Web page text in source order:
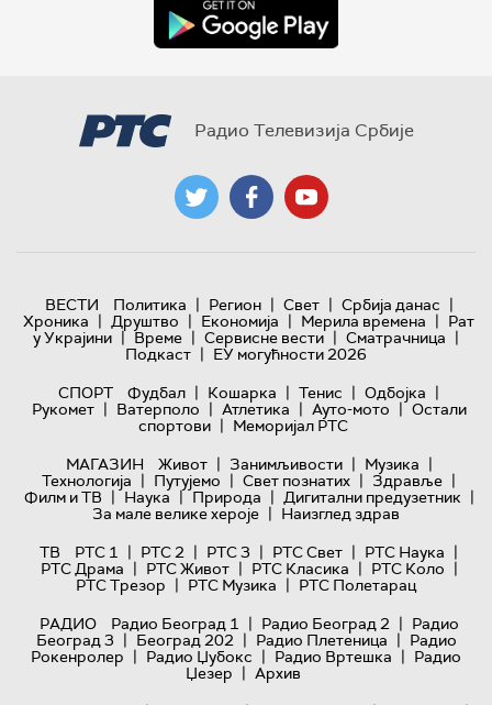
Радио Телевизија Србије
ВЕСТИ Политика | Регион | Свет | Србија данас |
Хроника | Друштво | Економија | Мерила времена | Рат
у Украјини | Време | Сервисне вести | Сматрачница |
Подкаст | ЕУ могућности 2026
СПОРТ
Фудбал | Кошарка | Тенис | Одбојка |
Рукомет | Ватерполо | Атлетика | Ауто-мото | Остали
спортови | Меморијал РТС
МАГАЗИН
Живот | Занимљивости | Музика |
Технологијa | Путујемо | Свет познатих | Здравље |
Филм и ТВ | Наука | Природа | Дигитални предузетник |
За мале велике хероје | Наизглед здрав
ТВ
РТС 1 | РТС 2 | РТС 3 | РТС Свет | РТС Наука |
РТС Драма | РТС Живот | РТС Класика | РТС Коло |
РТС Трезор | РТС Музика | РТС Полетарац
РАДИО
Радио Београд 1 | Радио Београд 2 | Радио
Београд 3 | Београд 202 | Радио Плетеница | Радио
Рокенролер | Радио Џубокс | Радио Вртешка | Радио
Џезер | Архив